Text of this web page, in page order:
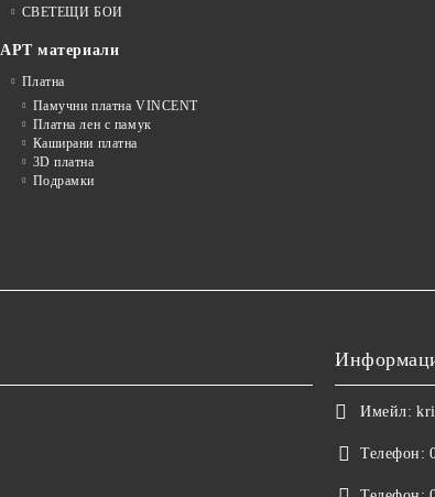
СВЕТЕЩИ БОИ
АРТ материали
Платна
Памучни платна VINCENT
Платна лен с памук
Каширани платна
3D платна
Подрамки
Имейл:
Телефон: